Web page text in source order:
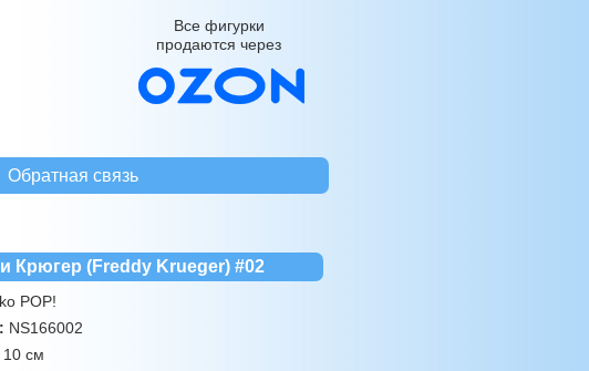
Все фигурки
продаются через
Обратная связь
Крюгер (Freddy Krueger) #02
POP!
NS166002
10 см